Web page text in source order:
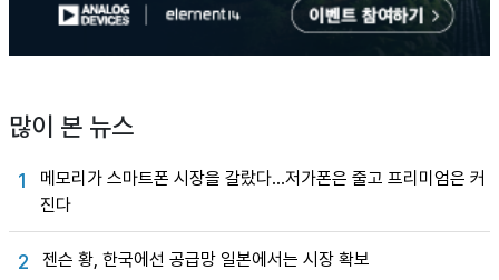
많이 본 뉴스
1
메모리가 스마트폰 시장을 갈랐다…저가폰은 줄고 프리미엄은 커
진다
2 젠슨 황, 한국에선 공급망 일본에서는 시장 확보